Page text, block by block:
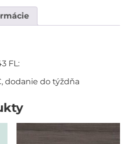
FL:
dodanie do týždňa